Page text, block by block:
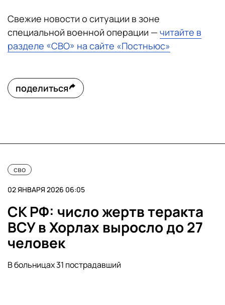
Свежие новости о ситуации в зоне
специальной военной операции — читайте в
разделе «СВО» на сайте «Постньюс»
поделиться
сво
02 ЯНВАРЯ 2026 06:05
СК РФ: число жертв теракта
ВСУ в Хорлах выросло до 27
человек
В больницах 31 пострадавший